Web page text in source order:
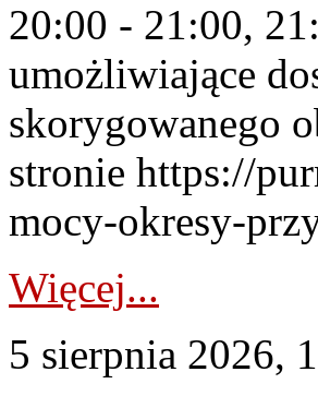
20:00 - 21:00,
umożliwiające
skorygowanego
stronie https://
mocy-okresy-
Więcej...
5 sierpnia 2026,